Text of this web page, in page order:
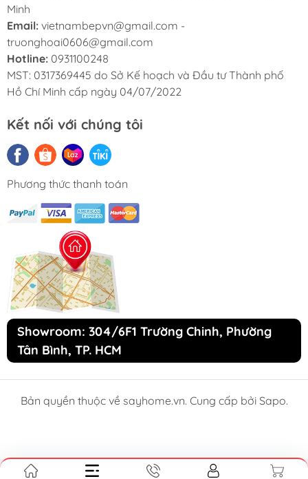
Minh
Email: vietnambepvn@gmail.com -
truonghoai0606@gmail.com
Hotline: 0931100248
MST: 0317369445 do Sở Kế hoạch và Đầu tư Thành phố
Hồ Chí Minh cấp ngày 04/07/2022
Kết nối với chúng tôi
Phương thức thanh toán
Showroom: 304/6F1 Trường Chinh, Phường
Tân Bình, TP. HCM
Bản quyền thuộc về sayhome.vn. Cung cấp bởi Sapo.
So sánh